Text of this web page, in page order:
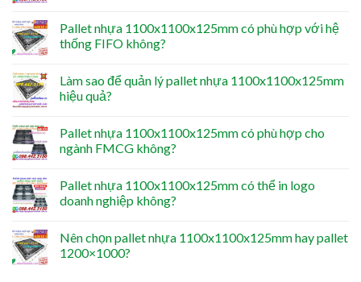
Pallet nhựa 1100x1100x125mm có phù hợp với hệ
thống FIFO không?
Làm sao để quản lý pallet nhựa 1100x1100x125mm
hiệu quả?
Pallet nhựa 1100x1100x125mm có phù hợp cho
ngành FMCG không?
Pallet nhựa 1100x1100x125mm có thể in logo
doanh nghiệp không?
Nên chọn pallet nhựa 1100x1100x125mm hay pallet
1200×1000?